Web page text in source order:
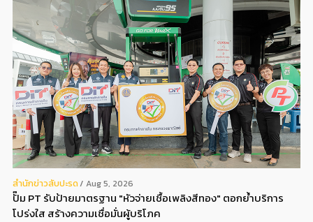
สํานักข่าวสับปะรด Aug 5, 2026
ปั๊ม PT รับป้ายมาตรฐาน "หัวจ่ายเชื้อเพลิงสีทอง" ตอกย้ำบริการ
โปร่งใส สร้างความเชื่อมั่นผู้บริโภค